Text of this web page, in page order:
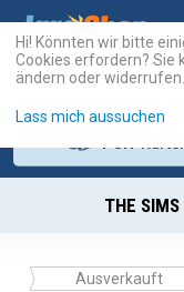
THE SIMS
Ausverkauft
Hi! Könnten wir bitte
Cookies erfordern? Sie
ändern oder widerrufen.
Lass mich aussuchen